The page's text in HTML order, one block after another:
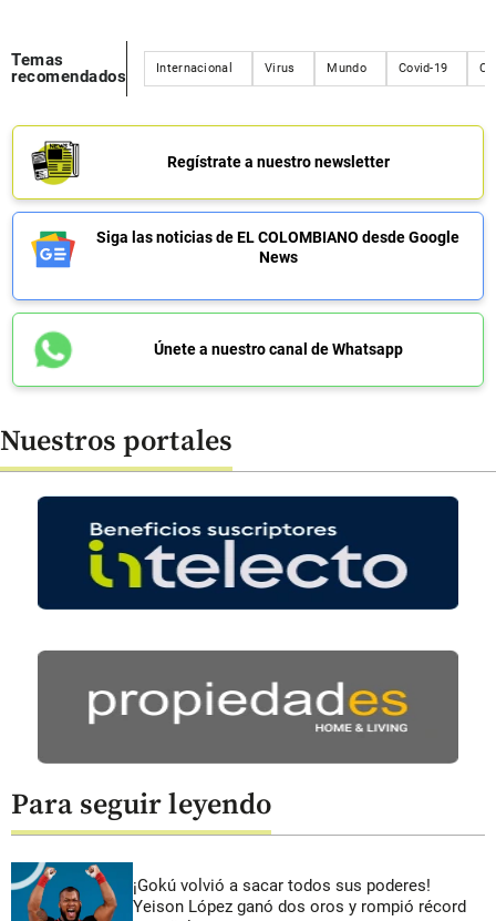
Temas
recomendados
Internacional Virus Mundo Covid-19
Regístrate a nuestro newsletter
Siga las noticias de EL COLOMBIANO desde Google
News
Únete a nuestro canal de Whatsapp
Nuestros portales
Para seguir leyendo
¡Gokú volvió a sacar todos sus poderes!
Yeison López ganó dos oros y rompió récord